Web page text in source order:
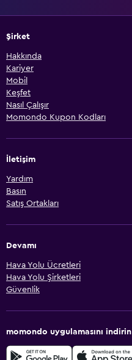
Şirket
Hakkında
Kariyer
Mobil
Keşfet
Nasıl Çalışır
Momondo Kupon Kodları
İletişim
Yardım
Basın
Satış Ortakları
Devamı
Hava Yolu Ücretleri
Hava Yolu Şirketleri
Güvenlik
momondo uygulamasını indirin